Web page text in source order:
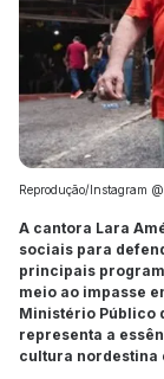
Reprodução/Instagram
A cantora Lara
sociais para
principais
meio ao impasse
Ministério Público
representa a
cultura nordestina